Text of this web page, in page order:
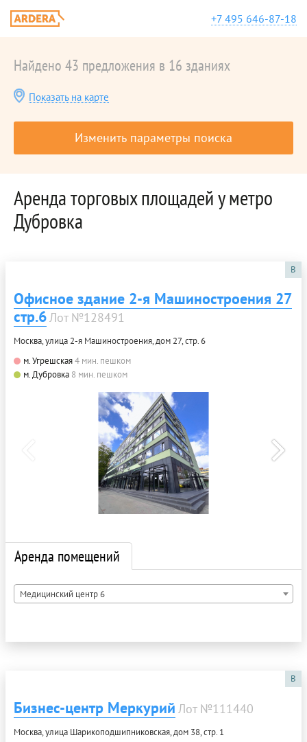
+7 495 646-87-18
Найдено 43 предложения в 16 зданиях
Показать на карте
Изменить параметры поиска
Аренда торговых площадей у метро
Дубровка
B
Офисное здание 2-я Машиностроения 27
стр.6Лот №128491
Москва, улица 2-я Машиностроения, дом 27, стр. 6
м. Угрешская4 мин. пешком
м. Дубровка 8 мин. пешком
Аренда помещений
Медицинский центр 6
B
Бизнес-центр Меркурий Лот №111440
Москва, улица Шарикоподшипниковская, дом 38, стр. 1